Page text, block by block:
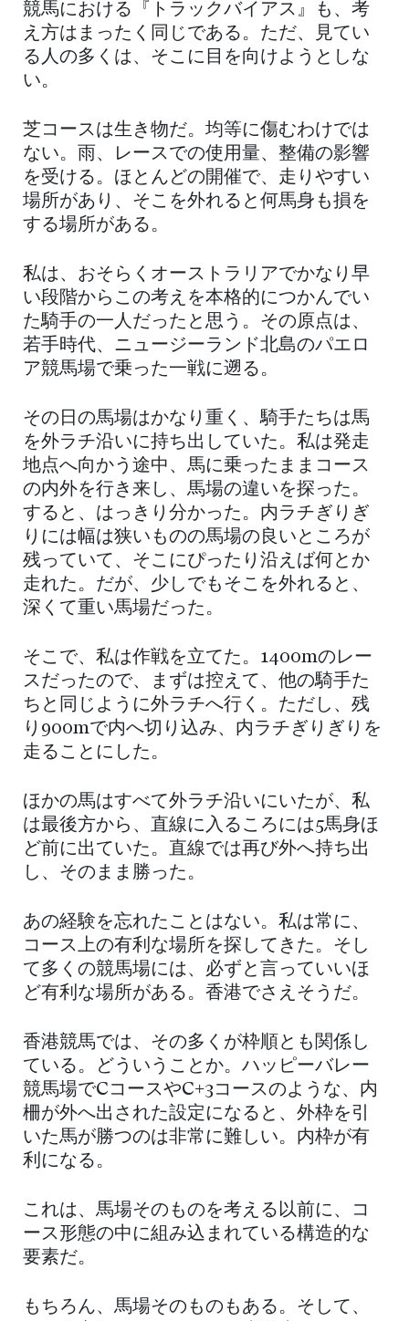
競馬における『トラックバイアス』も、考
え方はまったく同じである。ただ、見てい
る人の多くは、そこに目を向けようとしな
い。
芝コースは生き物だ。均等に傷むわけでは
ない。雨、レースでの使用量、整備の影響
を受ける。ほとんどの開催で、走りやすい
場所があり、そこを外れると何馬身も損を
する場所がある。
私は、おそらくオーストラリアでかなり早
い段階からこの考えを本格的につかんでい
た騎手の一人だったと思う。その原点は、
若手時代、ニュージーランド北島のパエロ
ア競馬場で乗った一戦に遡る。
その日の馬場はかなり重く、騎手たちは馬
を外ラチ沿いに持ち出していた。私は発走
地点へ向かう途中、馬に乗ったままコース
の内外を行き来し、馬場の違いを探った。
すると、はっきり分かった。内ラチぎりぎ
りには幅は狭いものの馬場の良いところが
残っていて、そこにぴったり沿えば何とか
走れた。だが、少しでもそこを外れると、
深くて重い馬場だった。
そこで、私は作戦を立てた。1400mのレー
スだったので、まずは控えて、他の騎手た
ちと同じように外ラチへ行く。ただし、残
り900mで内へ切り込み、内ラチぎりぎりを
走ることにした。
ほかの馬はすべて外ラチ沿いにいたが、私
は最後方から、直線に入るころには5馬身ほ
ど前に出ていた。直線では再び外へ持ち出
し、そのまま勝った。
あの経験を忘れたことはない。私は常に、
コース上の有利な場所を探してきた。そし
て多くの競馬場には、必ずと言っていいほ
ど有利な場所がある。香港でさえそうだ。
香港競馬では、その多くが枠順とも関係し
ている。どういうことか。ハッピーバレー
競馬場でCコースやC+3コースのような、内
柵が外へ出された設定になると、外枠を引
いた馬が勝つのは非常に難しい。内枠が有
利になる。
これは、馬場そのものを考える以前に、コ
ース形態の中に組み込まれている構造的な
要素だ。
もちろん、馬場そのものもある。そして、